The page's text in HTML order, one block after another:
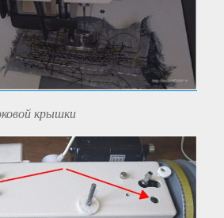
крышки